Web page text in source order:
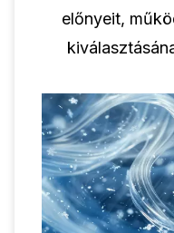
előnyeit,